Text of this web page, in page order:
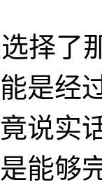
了那
是经
说实
能够